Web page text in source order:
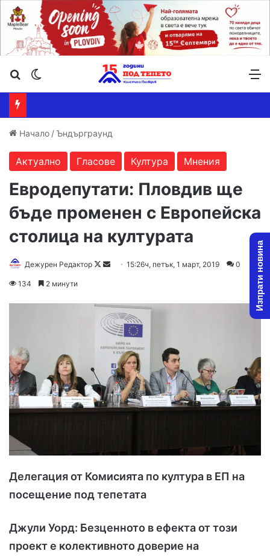
Търсене ...
Начало /Ъндърграунд
Актуално Гласове Култура Мнения
Евродепутати: Пловдив ще
бъде променен с Европейска
столица на културата
Дежурен Редактор
F
l
o
o
X
d
a
n
e
m
a
i
l
15:26ч, петък, 1 март, 2019 0
134 2 минути
Делегация от Комисията по култура в ЕП на
посещение под тепетата
Джули Уорд: Безценното в ефекта от този
проект е колективното доверие на
Изпрати новина